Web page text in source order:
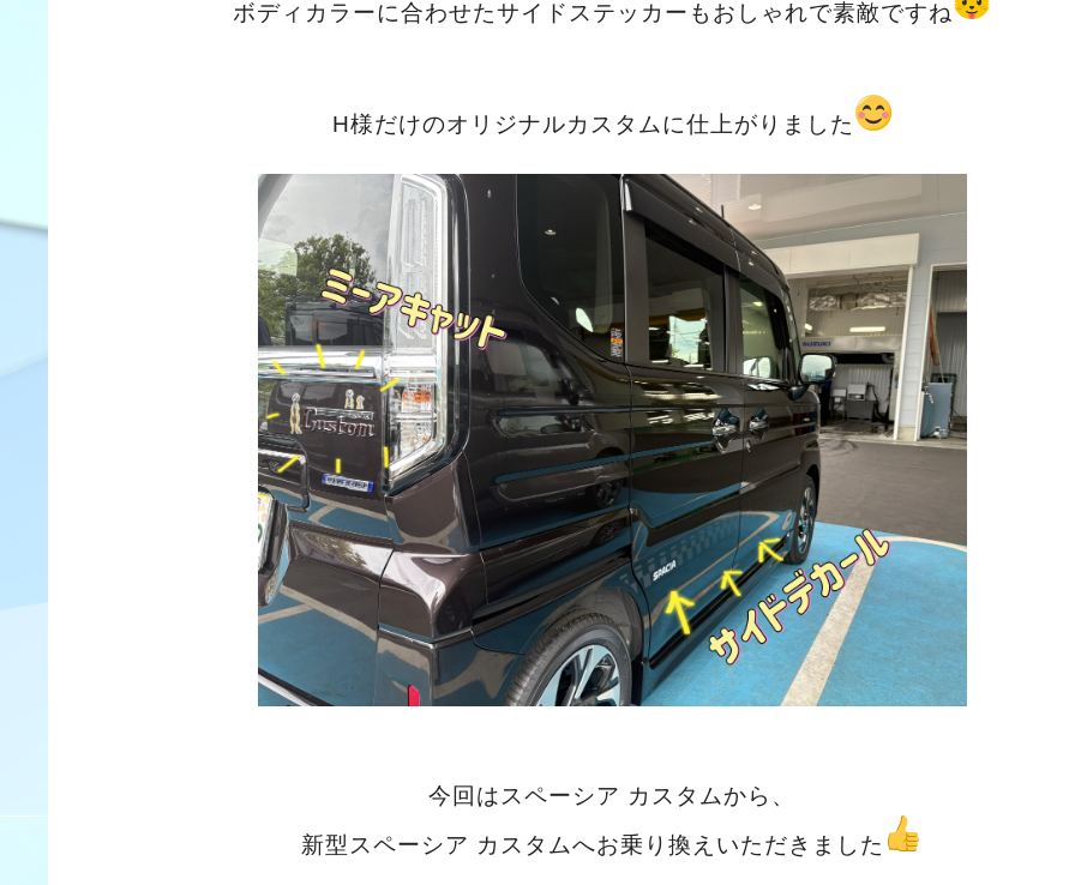
ボディカラーに合わせたサイドステッカーもおしゃれで素敵ですね
H様だけのオリジナルカスタムに仕上がりました
今回はスペーシア カスタムから、
新型スペーシア カスタムへお乗り換えいただきました